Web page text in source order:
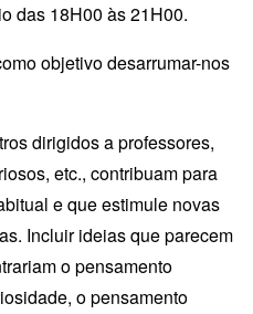
das 18H00 às 21H00.
objetivo desarrumar-nos
dirigidos a professores,
etc., contribuam para
e que estimule novas
Incluir ideias que parecem
o pensamento
o pensamento